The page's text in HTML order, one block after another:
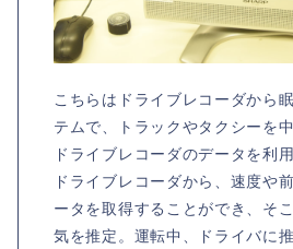
こちらはドライブレコーダから
テムで、トラックやタクシーを
ドライブレコーダのデータを利
ドライブレコーダから、速度や
ータを取得することができ、そ
気を推定。運転中、ドライバに